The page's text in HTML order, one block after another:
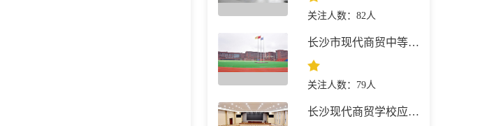
关注人数：82人
长沙市现代商贸中等职业学校计算机应用（室内设计方向）
关注人数：79人
长沙现代商贸学校应急救援技术专业